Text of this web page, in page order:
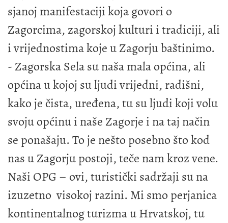
sjanoj manifestaciji koja govori o
Zagorcima, zagorskoj kulturi i tradiciji, ali
i vrijednostima koje u Zagorju baštinimo.
- Zagorska Sela su naša mala općina, ali
općina u kojoj su ljudi vrijedni, radišni,
kako je čista, uređena, tu su ljudi koji volu
svoju općinu i naše Zagorje i na taj način
se ponašaju. To je nešto posebno što kod
nas u Zagorju postoji, teče nam kroz vene.
Naši OPG – ovi, turistički sadržaji su na
izuzetno visokoj razini. Mi smo perjanica
kontinentalnog turizma u Hrvatskoj, tu